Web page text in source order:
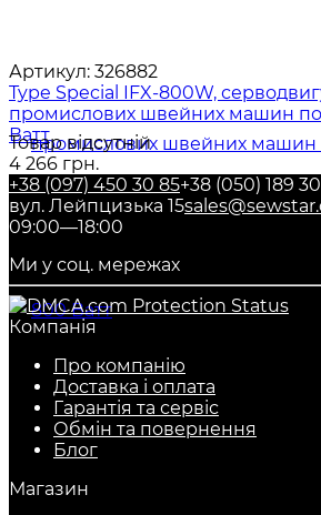
Артикул: 326882
Type Special IFX-800W,
промислових швейних машин
Ватт
Товар відсутній
4 266 грн.
+38 (097) 450 30 85+38 (050) 189
вул. Лейпцизька 15
09:00—18:00
Ми у соц. мережах
Компанія
Про компанію
Доставка і оплата
Гарантія та сервіс
Обмін та повернення
Блог
Магазин